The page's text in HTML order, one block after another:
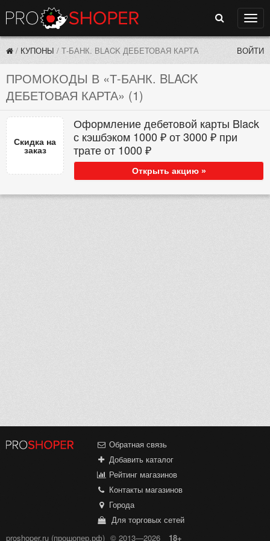
Поиск
/ КУПОНЫ / Т-БАНК. BLACK ДЕБЕТОВАЯ КАРТА ВОЙТИ
ПРОМОКОДЫ В «Т-БАНК. BLACK
ДЕБЕТОВАЯ КАРТА» (1)
Скидка на
заказ
Оформление дебетовой карты Black
с кэшбэком 1000 ₽ от 3000 ₽ при
трате от 1000 ₽
Открыть акцию »
Обратная связь
Добавить каталог
Рейтинг магазинов
Контакты магазинов
Города
Для торговых сетей
proshoper.ru (прошопер.рф) © 2013—2026 18+